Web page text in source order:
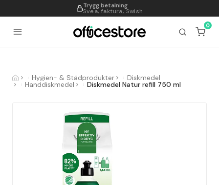
Trygg betalning
Svea, faktura, Swish
995
0
Hygien- & Städprodukter Diskmedel
Handdiskmedel Diskmedel Natur refill 750 ml